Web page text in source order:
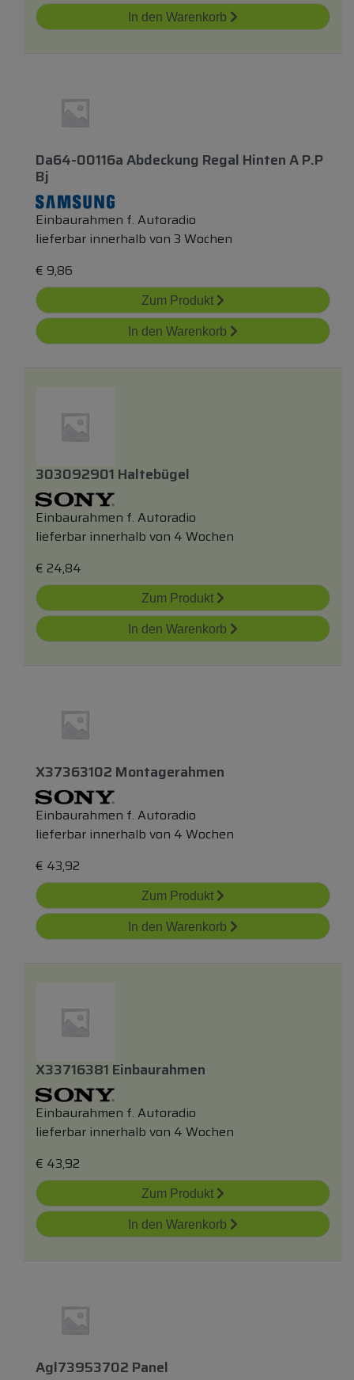
In den Warenkorb
Da64-00116a Abdeckung Regal Hinten A P.p
Bj
Einbaurahmen f. Autoradio
lieferbar innerhalb von 3 Wochen
€ 9,86
Zum Produkt
In den Warenkorb
303092901 Haltebügel
Einbaurahmen f. Autoradio
lieferbar innerhalb von 4 Wochen
€ 24,84
Zum Produkt
In den Warenkorb
X37363102 Montagerahmen
Einbaurahmen f. Autoradio
lieferbar innerhalb von 4 Wochen
€ 43,92
Zum Produkt
In den Warenkorb
X33716381 Einbaurahmen
Einbaurahmen f. Autoradio
lieferbar innerhalb von 4 Wochen
€ 43,92
Zum Produkt
In den Warenkorb
Agl73953702 Panel